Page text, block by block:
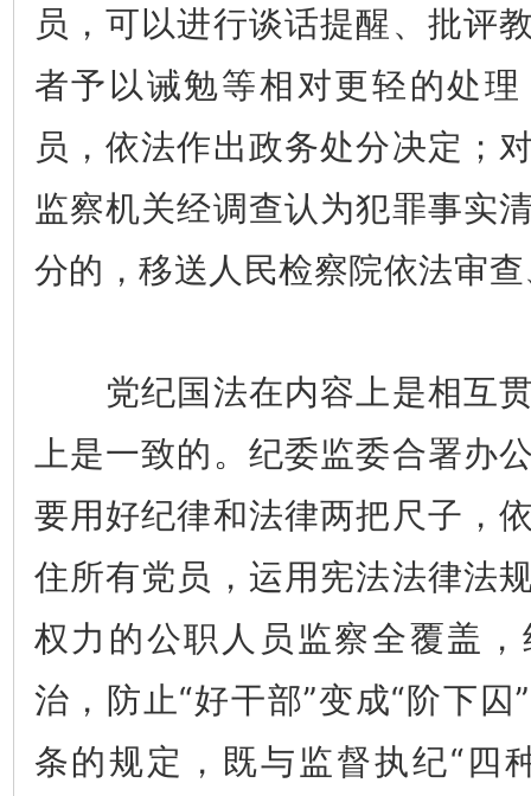
员，可以进行谈话提醒、批评
者予以诫勉等相对更轻的处
员，依法作出政务处分决定；
监察机关经调查认为犯罪事实
分的，移送人民检察院依法审
党纪国法在内容上是相互贯
上是一致的。纪委监委合署办
要用好纪律和法律两把尺子，
住所有党员，运用宪法法律法
权力的公职人员监察全覆盖
治，防止“好干部”变成“阶下
条的规定，既与监督执纪“四